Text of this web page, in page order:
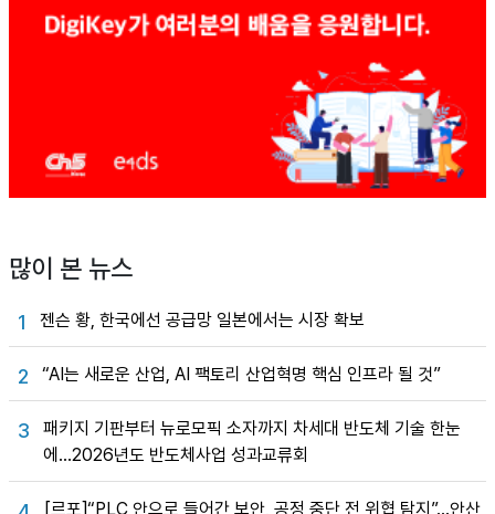
많이 본 뉴스
1 젠슨 황, 한국에선 공급망 일본에서는 시장 확보
2 “AI는 새로운 산업, AI 팩토리 산업혁명 핵심 인프라 될 것”
3
패키지 기판부터 뉴로모픽 소자까지 차세대 반도체 기술 한눈
에…2026년도 반도체사업 성과교류회
[르포]“PLC 안으로 들어간 보안, 공정 중단 전 위협 탐지”…안산